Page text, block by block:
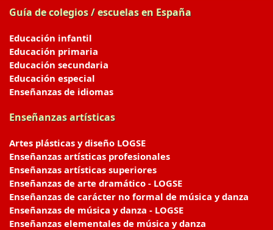
Guía de colegios / escuelas en España
Educación infantil
Educación primaria
Educación secundaria
Educación especial
Enseñanzas de idiomas
Enseñanzas artísticas
Artes plásticas y diseño LOGSE
Enseñanzas artísticas profesionales
Enseñanzas artísticas superiores
Enseñanzas de arte dramático - LOGSE
Enseñanzas de carácter no formal de música y danza
Enseñanzas de música y danza - LOGSE
Enseñanzas elementales de música y danza